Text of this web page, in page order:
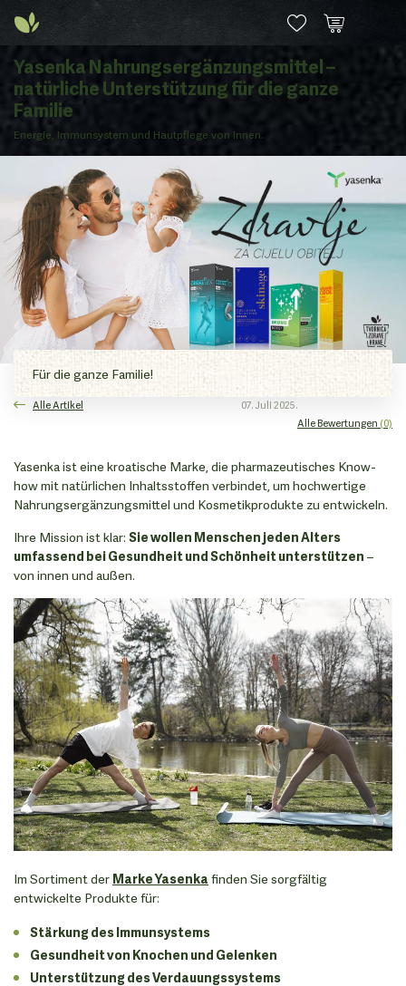
Yasenka Nahrungsergänzungsmittel –
natürliche Unterstützung für die ganze
Familie
Energie, Immunsystem und Hautpflege von innen.
Für die ganze Familie!
Alle Artikel
07. Juli 2025.
Alle Bewertungen (0)
Yasenka ist eine kroatische Marke, die pharmazeutisches Know-
how mit natürlichen Inhaltsstoffen verbindet, um hochwertige
Nahrungsergänzungsmittel und Kosmetikprodukte zu entwickeln.
Ihre Mission ist klar: Sie wollen Menschen jeden Alters
umfassend bei Gesundheit und Schönheit unterstützen –
von innen und außen.
Im Sortiment der Marke Yasenka finden Sie sorgfältig
entwickelte Produkte für:
Stärkung des Immunsystems
Gesundheit von Knochen und Gelenken
Unterstützung des Verdauungssystems